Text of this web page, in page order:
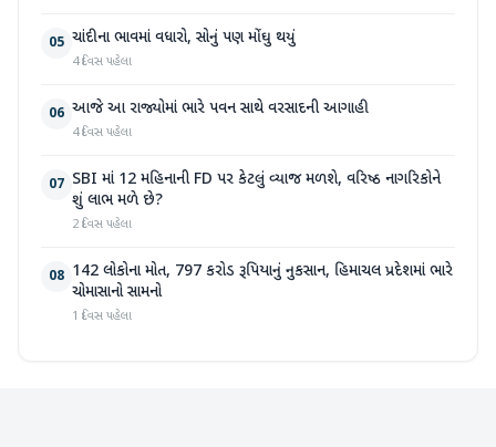
05 ચાંદીના ભાવમાં વધારો, સોનું પણ મોંઘુ થયું
4 દિવસ પહેલા
06 આજે આ રાજ્યોમાં ભારે પવન સાથે વરસાદની આગાહી
4 દિવસ પહેલા
07 SBI માં 12 મહિનાની FD પર કેટલું વ્યાજ મળશે, વરિષ્ઠ નાગરિકોને
શું લાભ મળે છે?
2 દિવસ પહેલા
08 142 લોકોના મોત, 797 કરોડ રૂપિયાનું નુકસાન, હિમાચલ પ્રદેશમાં ભારે
ચોમાસાનો સામનો
1 દિવસ પહેલા